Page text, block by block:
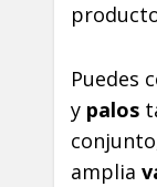
Puedes
y palos
amplia